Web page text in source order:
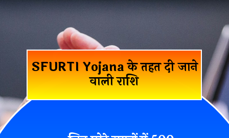
SFURTI Yojana के तहत दी जाने
वाली राशि